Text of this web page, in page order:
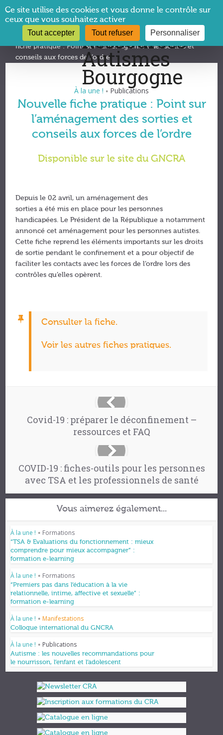
Vous êtes ici :CRA Bourgogne→À la une !→Nouvelle
fiche pratique : Point sur l’aménagement des sorties et
conseils aux forces de l’ordre
À la une ! • Publications
Nouvelle fiche pratique : Point sur
l’aménagement des sorties et
conseils aux forces de l’ordre
Disponible sur le site du GNCRA
Depuis le 02 avril, un aménagement des
sorties a été mis en place pour les personnes
handicapées. Le Président de la République a notamment
annoncé cet aménagement pour les personnes autistes.
Cette fiche reprend les éléments importants sur les droits
de sortie pendant le confinement et a pour objectif de
faciliter les contacts avec les forces de l’ordre lors des
contrôles qu’elles opèrent.
Consulter la fiche.
Voir les autres fiches pratiques.
Covid-19 : préparer le déconfinement –
ressources et FAQ
COVID-19 : fiches-outils pour les personnes
avec TSA et les professionnels de santé
Vous aimerez également...
À la une ! • Formations
“TSA & Evaluations du fonctionnement : mieux
comprendre pour mieux accompagner” :
formation e-learning
À la une ! • Formations
“Premiers pas dans l’éducation à la vie
relationnelle, intime, affective et sexuelle” :
formation e-learning
À la une ! • Manifestations
Colloque international du GNCRA
À la une ! • Publications
Autisme : les nouvelles recommandations pour
le nourrisson, l’enfant et l’adolescent
Panneau de gestion des cookies
Ce site utilise des cookies et vous donne le contrôle sur
ceux que vous souhaitez activer
Tout accepter Tout refuser Personnaliser